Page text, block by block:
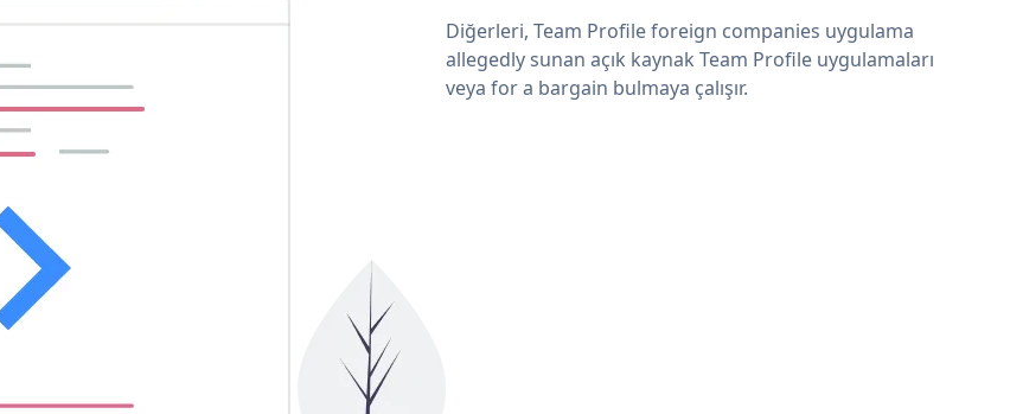
Diğerleri, Team Profile foreign companies uygulama
allegedly sunan açık kaynak Team Profile uygulamaları
veya for a bargain bulmaya çalışır.